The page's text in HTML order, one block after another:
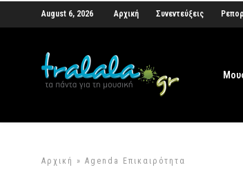
August 6, 2026 Αρχική Συνεντεύξεις
Αρχική » Agenda Επικαιρότητα